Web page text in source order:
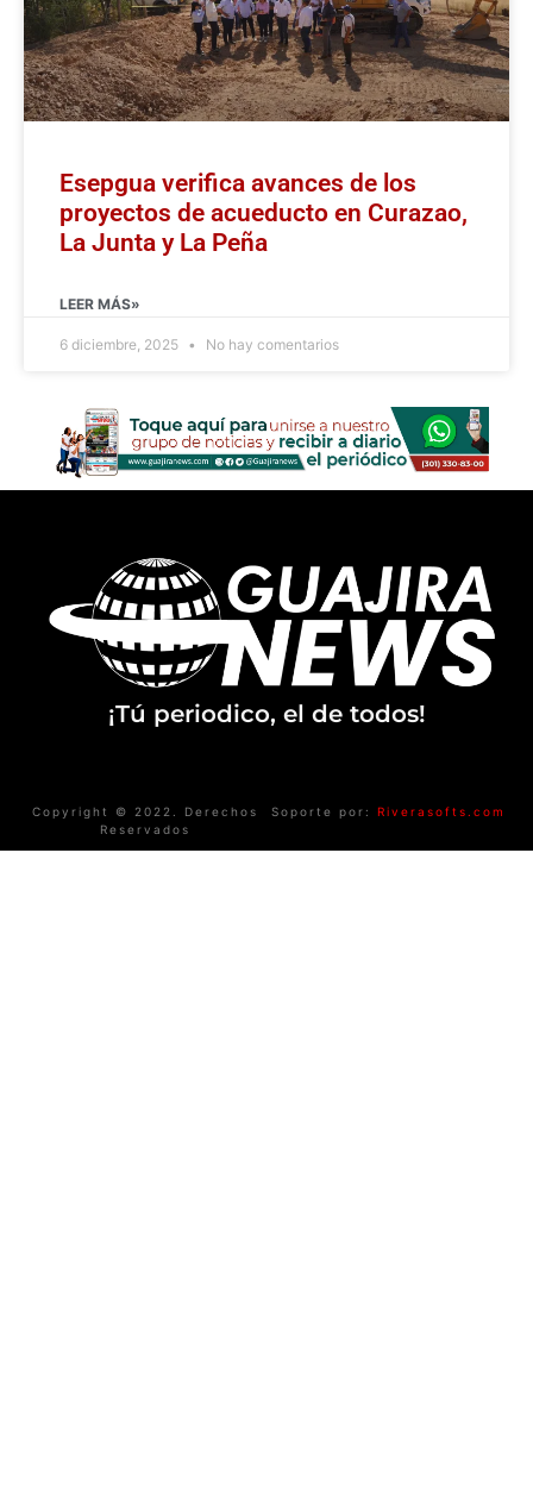
Esepgua verifica avances de los
proyectos de acueducto en Curazao,
La Junta y La Peña
LEER MÁS»
6 diciembre, 2025 No hay comentarios
¡Tú periodico, el de todos!
Copyright © 2022. Derechos
Reservados
Soporte por: Riverasofts.com